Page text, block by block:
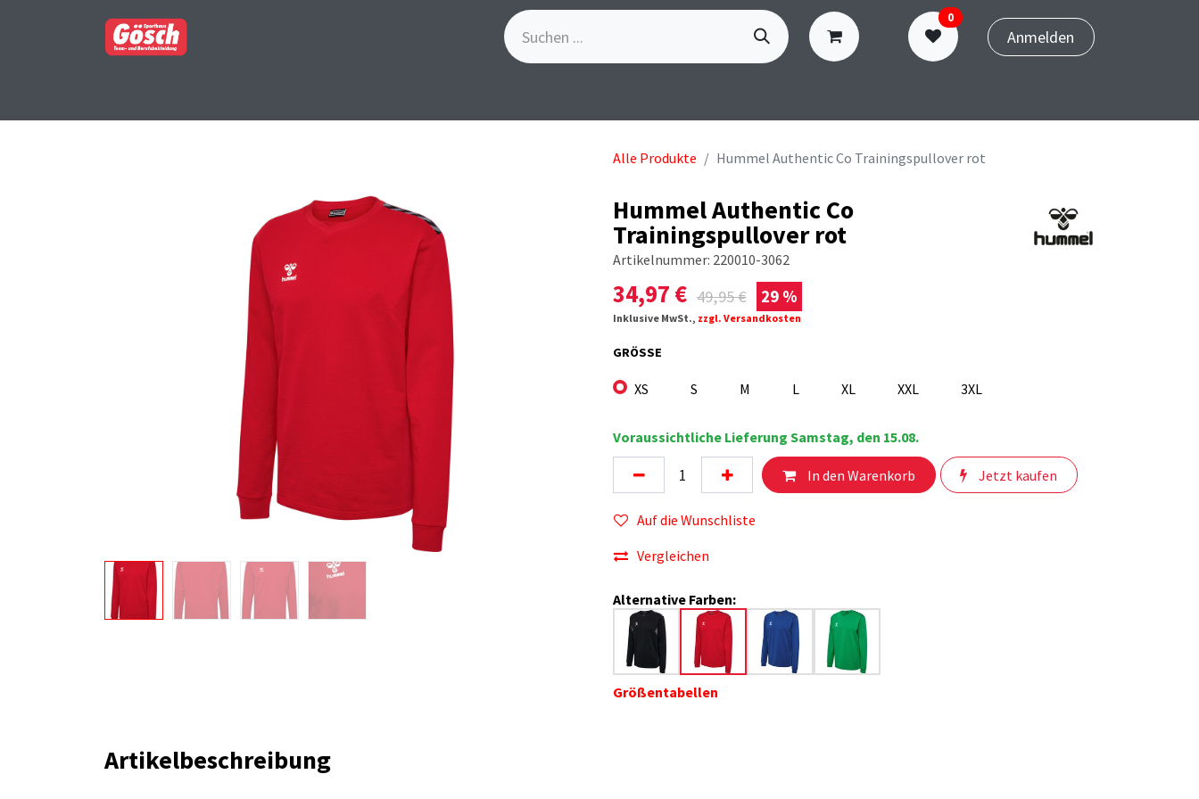
0
Anmelden
Alle Produkte Hummel Authentic Co Trainingspullover rot
Hummel Authentic Co
Trainingspullover rot
Artikelnummer: 220010-3062
34,97 € 49,95€ 29 %
Inklusive MwSt., zzgl. Versandkosten
GRÖSSE
XS S M L XL XXL 3XL
Voraussichtliche Lieferung Samstag, den 15.08.
In den Warenkorb Jetzt kaufen
Auf die Wunschliste
Vergleichen
Alternative Farben:
Größentabellen
Artikelbeschreibung